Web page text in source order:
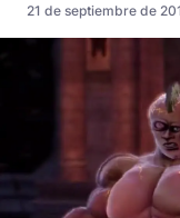
21 de septiembre de